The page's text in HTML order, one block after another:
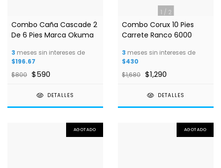
Combo Caña Cascade 2
De 6 Pies Marca Okuma
3 meses sin intereses de
$196.67
$800 $590
DETALLES
1 / 2
Combo Corux 10 Pies
Carrete Ranco 6000
3 meses sin intereses de
$430
$1,680 $1,290
DETALLES
AGOTADO AGOTADO